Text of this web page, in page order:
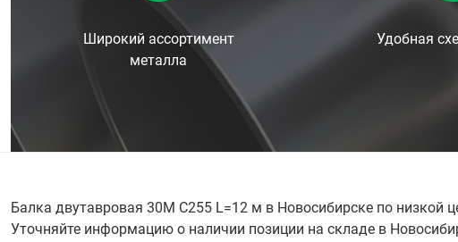
Широкий ассортимент
металла
Удобная
Балка двутавровая 30М С255 L=12 м в Новосибирске по низкой
Уточняйте информацию о наличии позиции на складе в